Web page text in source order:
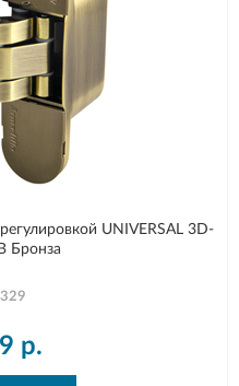
UNIVERSAL 3D-
Бронза
р.